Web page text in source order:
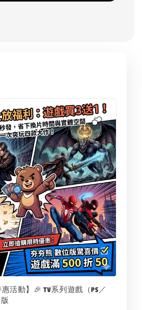
活動】🎉 TV系列遊戲（PS／